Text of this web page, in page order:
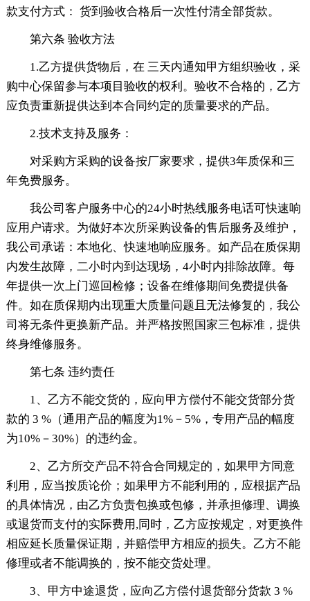
款支付方式： 货到验收合格后一次性付清全部货款。
第六条 验收方法
1.乙方提供货物后，在 三天内通知甲方组织验收，采
购中心保留参与本项目验收的权利。验收不合格的，乙方
应负责重新提供达到本合同约定的质量要求的产品。
2.技术支持及服务：
对采购方采购的设备按厂家要求，提供3年质保和三
年免费服务。
我公司客户服务中心的24小时热线服务电话可快速响
应用户请求。为做好本次所采购设备的售后服务及维护，
我公司承诺：本地化、快速地响应服务。如产品在质保期
内发生故障，二小时内到达现场，4小时内排除故障。每
年提供一次上门巡回检修；设备在维修期间免费提供备
件。如在质保期内出现重大质量问题且无法修复的，我公
司将无条件更换新产品。并严格按照国家三包标准，提供
终身维修服务。
第七条 违约责任
1、乙方不能交货的，应向甲方偿付不能交货部分货
款的 3 %（通用产品的幅度为1%－5%，专用产品的幅度
为10%－30%）的违约金。
2、乙方所交产品不符合合同规定的，如果甲方同意
利用，应当按质论价；如果甲方不能利用的，应根据产品
的具体情况，由乙方负责包换或包修，并承担修理、调换
或退货而支付的实际费用,同时，乙方应按规定，对更换件
相应延长质量保证期，并赔偿甲方相应的损失。乙方不能
修理或者不能调换的，按不能交货处理。
3、甲方中途退货，应向乙方偿付退货部分货款 3 %